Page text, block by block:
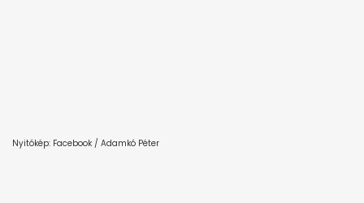
Nyitókép: Facebook / Adamkó Péter